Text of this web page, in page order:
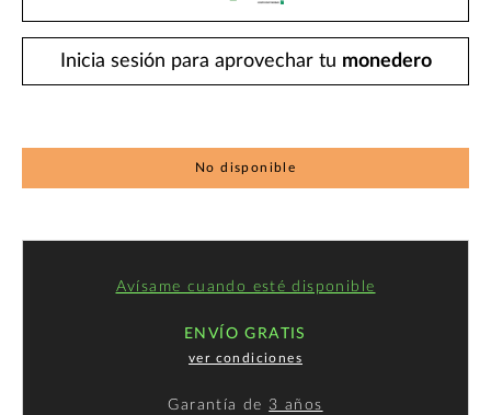
Inicia sesión para aprovechar tu monedero
No disponible
Avísame cuando esté disponible
ENVÍO GRATIS
ver condiciones
Garantía de 3 años